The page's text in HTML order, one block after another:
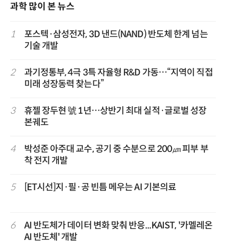
과학 많이 본 뉴스
1
포스텍·삼성전자, 3D 낸드(NAND) 반도체 한계 넘는
기술 개발
2
과기정통부, 4극 3특 자율형 R&D 가동…“지역이 직접
미래 성장동력 찾는다”
3
휴젤 장두현 號 1년…상반기 최대 실적·글로벌 성장
본궤도
4
박성준 아주대 교수, 공기 중 수분으로 200㎛ 피부 부
착 전지 개발
5 [ET시선]지·필·공 빈틈 메우는 AI 기본의료
6
AI 반도체가 데이터 변화 맞춰 반응...KAIST, '카멜레온
AI 반도체' 개발